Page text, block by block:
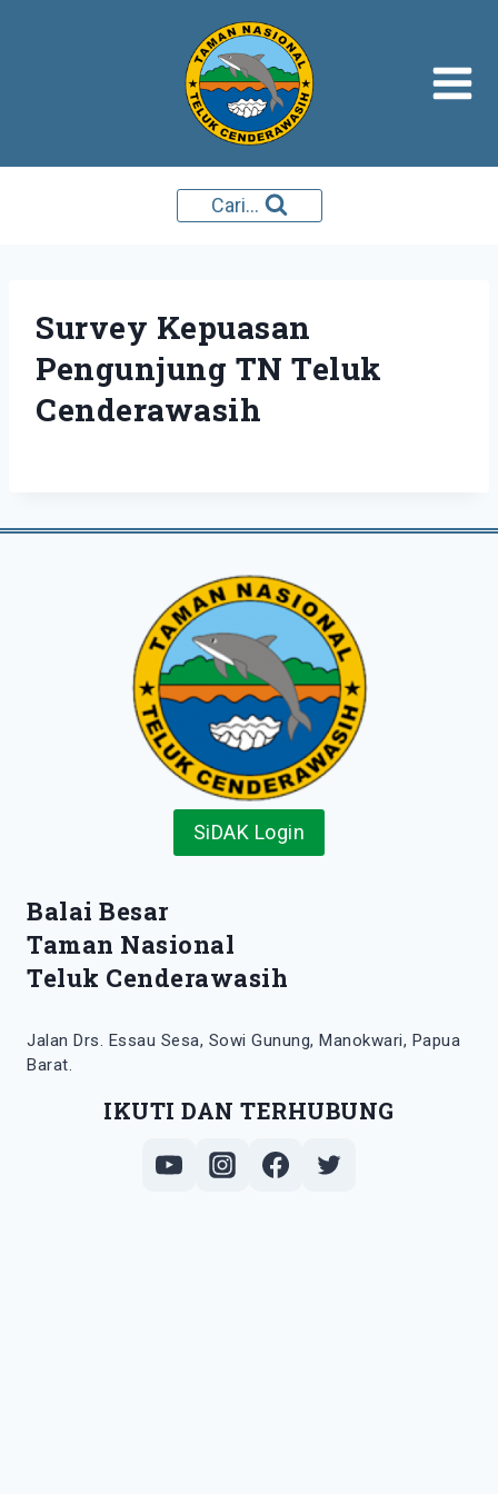
Cari...
Survey Kepuasan
Pengunjung TN Teluk
Cenderawasih
SiDAK Login
Balai Besar
Taman Nasional
Teluk Cenderawasih
Jalan Drs. Essau Sesa, Sowi Gunung, Manokwari, Papua
Barat.
IKUTI DAN TERHUBUNG